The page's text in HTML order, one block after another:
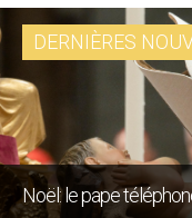
DERNIÈRES
Noël: le pape